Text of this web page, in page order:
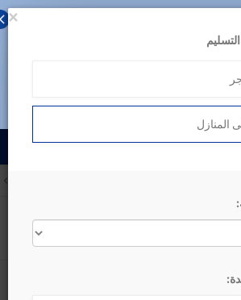
لتجربة أفضل، تصفح المنتجات عبر التطبيق
×
المنازل